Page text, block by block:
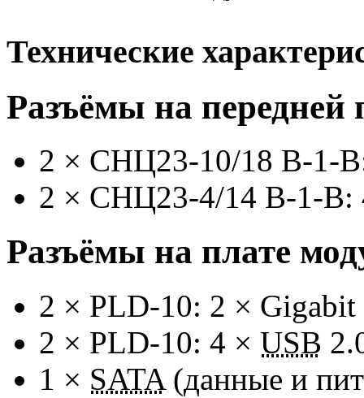
Технические
Разъёмы на передней
2 × СНЦ23-10/18 B-1-B
2 × СНЦ23-4/14 B-1-B:
Разъёмы на плате
2 × PLD-10: 2 × Gigabit
2 × PLD-10: 4 × USB
1 × SATA(данные и